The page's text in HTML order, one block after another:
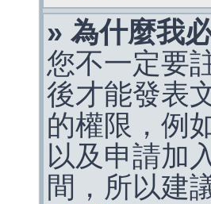
» 為什麼我
您不一定要
後才能發表
的權限，例
以及申請加
間，所以建